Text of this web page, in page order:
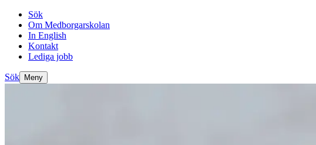
Sök
Om Medborgarskolan
In English
Kontakt
Lediga jobb
Sök Meny